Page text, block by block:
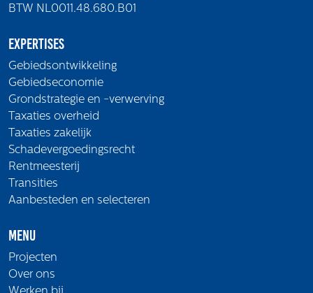
BTW NL0011.48.680.B01
Expertises
Gebiedsontwikkeling
Gebiedseconomie
Grondstrategie en -verwerving
Taxaties overheid
Taxaties zakelijk
Schadevergoedingsrecht
Rentmeesterij
Transities
Aanbesteden en selecteren
Menu
Projecten
Over ons